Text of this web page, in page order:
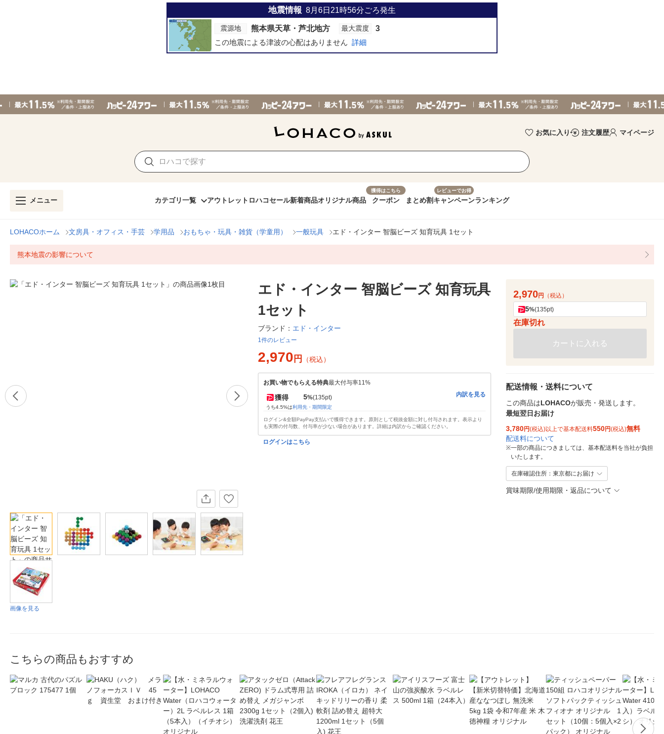
地震情報 8月6日21時56分ごろ発生
震源地 熊本県天草・芦北地方 最大震度
3
この地震による津波の心配はありません 詳細
お気に入り 注文履歴 マイページ
メニュー カテゴリ一覧 アウトレット ロハコセール新着商品オリジナル商品
獲得はこちら
クーポン まとめ割
レビューでお得
キャンペーンランキング
LOHACOホーム 文房具・オフィス・手芸 学用品 おもちゃ・玩具・雑貨（学童用） 一般玩具 エド・インター 智脳ビーズ 知育玩具 1セット
熊本地震の影響について
画像を見る
エド・インター 智脳ビーズ 知育玩具
1セット
ブランド： エド・インター
1件のレビュー
2,970 円 （税込）
お買い物でもらえる特典最大付与率11%
獲得 5%(135pt)
うち4.5%は利用先・期間限定
内訳を見る
ログイン&全額PayPay支払いで獲得できます。原則として税抜金額に対し付与されます。表示より
も実際の付与数、付与率が少ない場合があります。詳細は内訳からご確認ください。
ログインはこちら
2,970円 （税込）
5%(135pt)
在庫切れ
カートに入れる
配送情報・送料について
この商品はLOHACOが販売・発送します。
最短翌日お届け
3,780円(税込)以上で基本配送料550円(税込)無料
配送料について
※一部の商品につきましては、基本配送料を当社が負担
いたします。
在庫確認住所：東京都にお届け
賞味期限/使用期限・返品について
こちらの商品もおすすめ